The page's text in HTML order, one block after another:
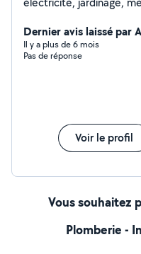
Dernier avis laissé par
Il y a plus de 6 mois
Pas de réponse
Voir le profil
Vous souhaitez
Plomberie -